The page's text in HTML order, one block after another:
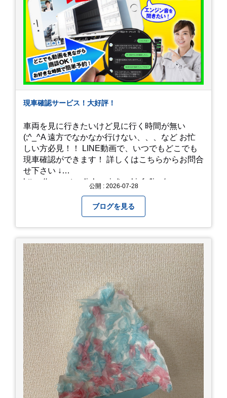
現車確認サービス！大好評！
車両を見に行きたいけど見に行く時間が無い
(;^_^A 遠方でなかなか行けない、、、など お忙
しい方必見！！ LINE動画で、いつでもどこでも
現車確認ができます！ 詳しくはこちらからお問合
せ下さい ↓
https://www.steerlink.co.jp/truckinfo/live/
公開 : 2026-07-28
ブログを見る